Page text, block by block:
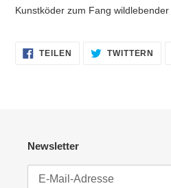
Kunstköder zum Fang wildlebender
TEILEN
FACEBOOK
TWITTERN
Newsletter